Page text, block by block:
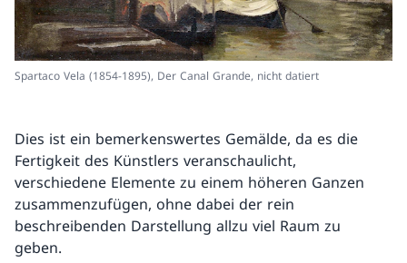
Spartaco Vela (1854-1895), Der Canal Grande, nicht datiert
Dies ist ein bemerkenswertes Gemälde, da es die
Fertigkeit des Künstlers veranschaulicht,
verschiedene Elemente zu einem höheren Ganzen
zusammenzufügen, ohne dabei der rein
beschreibenden Darstellung allzu viel Raum zu
geben.